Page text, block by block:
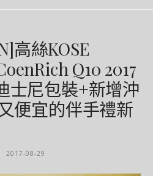
高絲KOSE
Q10 2017
士尼包裝+新增沖
便宜的伴手禮新
2017-08-29